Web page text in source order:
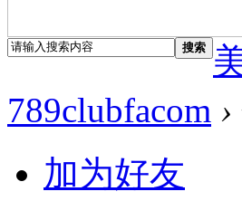
搜索
789clubfacom ›
加为好友